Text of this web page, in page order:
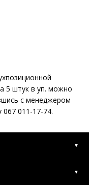
5 штук в уп. можно
с менеджером
011-17-74.